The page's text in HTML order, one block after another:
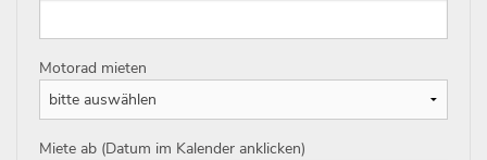
Motorad mieten
Miete ab (Datum im Kalender anklicken)